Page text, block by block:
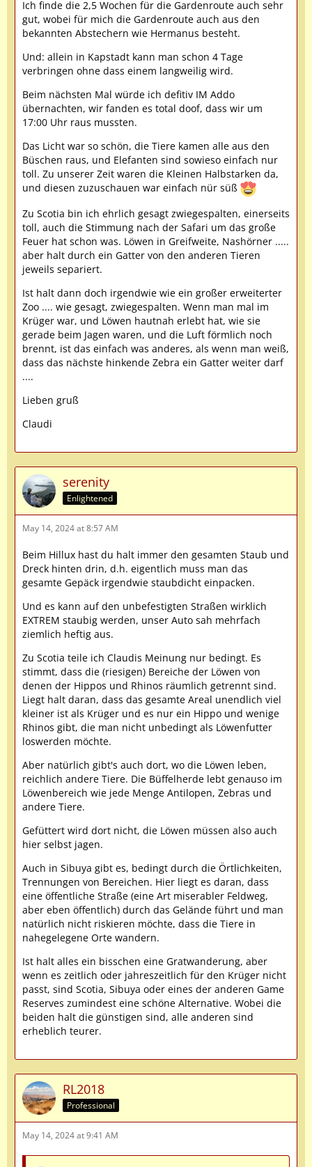
Ich finde die 2,5 Wochen für die Gardenroute auch sehr
gut, wobei für mich die Gardenroute auch aus den
bekannten Abstechern wie Hermanus besteht.
Und: allein in Kapstadt kann man schon 4 Tage
verbringen ohne dass einem langweilig wird.
Beim nächsten Mal würde ich defitiv IM Addo
übernachten, wir fanden es total doof, dass wir um
17:00 Uhr raus mussten.
Das Licht war so schön, die Tiere kamen alle aus den
Büschen raus, und Elefanten sind sowieso einfach nur
toll. Zu unserer Zeit waren die Kleinen Halbstarken da,
und diesen zuzuschauen war einfach nür süß
Zu Scotia bin ich ehrlich gesagt zwiegespalten, einerseits
toll, auch die Stimmung nach der Safari um das große
Feuer hat schon was. Löwen in Greifweite, Nashörner .....
aber halt durch ein Gatter von den anderen Tieren
jeweils separiert.
Ist halt dann doch irgendwie wie ein großer erweiterter
Zoo .... wie gesagt, zwiegespalten. Wenn man mal im
Krüger war, und Löwen hautnah erlebt hat, wie sie
gerade beim Jagen waren, und die Luft förmlich noch
brennt, ist das einfach was anderes, als wenn man weiß,
dass das nächste hinkende Zebra ein Gatter weiter darf
....
Lieben gruß
Claudi
serenity
Enlightened
May 14, 2024 at 8:57 AM
Beim Hillux hast du halt immer den gesamten Staub und
Dreck hinten drin, d.h. eigentlich muss man das
gesamte Gepäck irgendwie staubdicht einpacken.
Und es kann auf den unbefestigten Straßen wirklich
EXTREM staubig werden, unser Auto sah mehrfach
ziemlich heftig aus.
Zu Scotia teile ich Claudis Meinung nur bedingt. Es
stimmt, dass die (riesigen) Bereiche der Löwen von
denen der Hippos und Rhinos räumlich getrennt sind.
Liegt halt daran, dass das gesamte Areal unendlich viel
kleiner ist als Krüger und es nur ein Hippo und wenige
Rhinos gibt, die man nicht unbedingt als Löwenfutter
loswerden möchte.
Aber natürlich gibt's auch dort, wo die Löwen leben,
reichlich andere Tiere. Die Büffelherde lebt genauso im
Löwenbereich wie jede Menge Antilopen, Zebras und
andere Tiere.
Gefüttert wird dort nicht, die Löwen müssen also auch
hier selbst jagen.
Auch in Sibuya gibt es, bedingt durch die Örtlichkeiten,
Trennungen von Bereichen. Hier liegt es daran, dass
eine öffentliche Straße (eine Art miserabler Feldweg,
aber eben öffentlich) durch das Gelände führt und man
natürlich nicht riskieren möchte, dass die Tiere in
nahegelegene Orte wandern.
Ist halt alles ein bisschen eine Gratwanderung, aber
wenn es zeitlich oder jahreszeitlich für den Krüger nicht
passt, sind Scotia, Sibuya oder eines der anderen Game
Reserves zumindest eine schöne Alternative. Wobei die
beiden halt die günstigen sind, alle anderen sind
erheblich teurer.
RL2018
Professional
May 14, 2024 at 9:41 AM